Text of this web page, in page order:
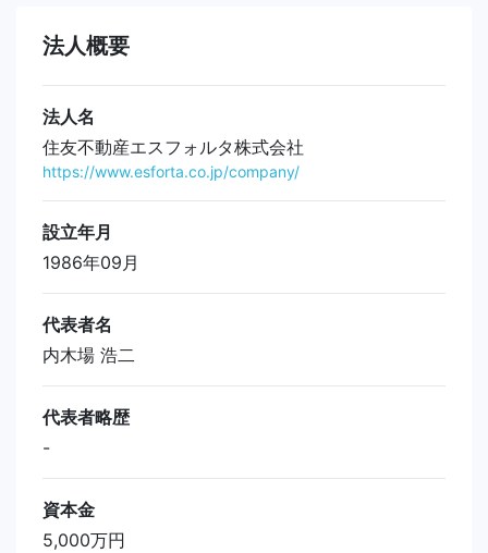
法人概要
法人名
住友不動産エスフォルタ株式会社
https://www.esforta.co.jp/company/
設立年月
1986年09月
代表者名
内木場 浩二
代表者略歴
-
資本金
5,000万円